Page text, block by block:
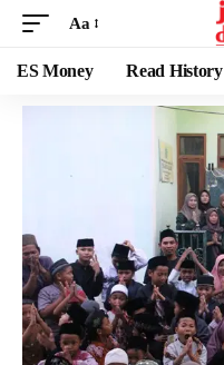
Aa
ES Money Read History